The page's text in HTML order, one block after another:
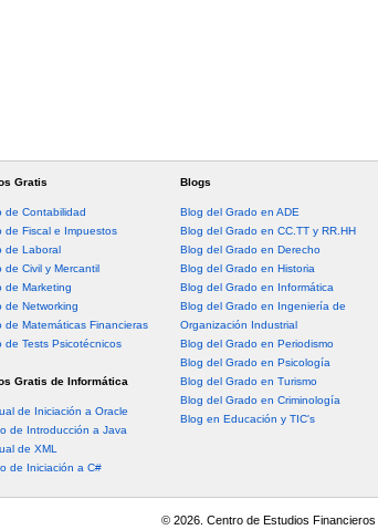
Gratis
de Contabilidad
de Fiscal e Impuestos
de Laboral
de Civil y Mercantil
de Marketing
de Networking
de Matemáticas Financieras
de Tests Psicotécnicos
Gratis de Informática
de Iniciación a Oracle
de Introducción a Java
de XML
de Iniciación a C#
Blogs
Blog del Grado en ADE
Blog del Grado en CC.TT y RR.HH
Blog del Grado en Derecho
Blog del Grado en Historia
Blog del Grado en Informática
Blog del Grado en Ingeniería de
Organización Industrial
Blog del Grado en Periodismo
Blog del Grado en Psicología
Blog del Grado en Turismo
Blog del Grado en Criminología
Blog en Educación y TIC's
© 2026. Centro de Estudios Financieros